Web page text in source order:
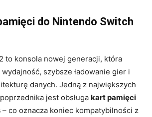
do Nintendo Switch
to konsola nowej generacji, która
szybsze ładowanie gier i
danych. Jedną z największych
jest obsługa kart pamięci
– co oznacza koniec kompatybilności z